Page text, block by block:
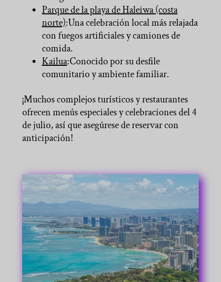
Parque de la playa de Haleiwa (costa
norte):Una celebración local más relajada
con fuegos artificiales y camiones de
comida.
Kailua:Conocido por su desfile
comunitario y ambiente familiar.
¡Muchos complejos turísticos y restaurantes
ofrecen menús especiales y celebraciones del 4
de julio, así que asegúrese de reservar con
anticipación!